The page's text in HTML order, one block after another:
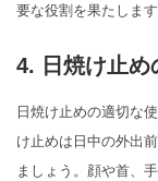
要な役割を果たします
4. 日焼け止め
日焼け止めの適切な
け止めは日中の外出
ましょう。顔や首、